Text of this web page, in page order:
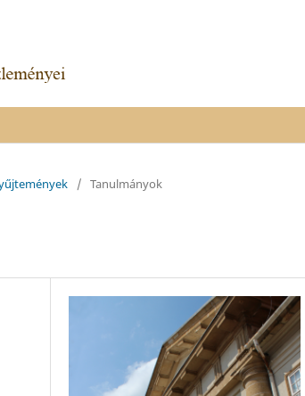
/ Tanulmányok